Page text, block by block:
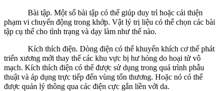
Bài tập. Một số bài tập có thể giúp duy trì hoặc cải thiện
phạm vi chuyển động trong khớp. Vật lý trị liệu có thể chọn các bài
tập cụ thể cho tình trạng và dạy làm như thế nào.
Kích thích điện. Dòng điện có thể khuyến khích cơ thể phát
triển xương mới thay thế các khu vực bị hư hỏng do hoại tử vô
mạch. Kích thích điện có thể được sử dụng trong quá trình phẫu
thuật và áp dụng trực tiếp đến vùng tổn thương. Hoặc nó có thể
được quản lý thông qua các điện cực gắn liền với da.